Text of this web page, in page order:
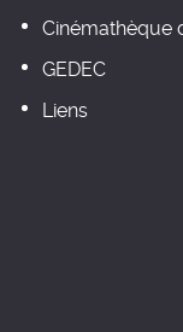
Cinémathèque
GEDEC
Liens